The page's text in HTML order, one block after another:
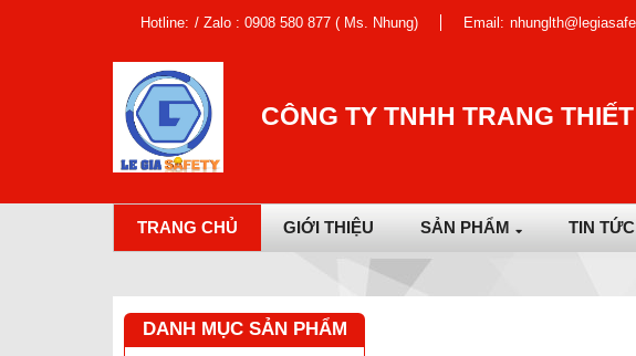
Hotline: / Zalo : 0908 580 877 ( Ms. Nhung) Email:
CÔNG TY TNHH TRANG
TRANG CHỦ GIỚI THIỆU SẢN PHẨM TIN TỨC
DANH MỤC SẢN PHẨM